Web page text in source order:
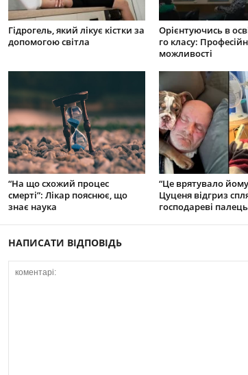
Гідрогель, який лікує кістки за
допомогою світла
Орієнтуючись в
го класу:
можливості
“На що схожий процес
смерті”: Лікар пояснює, що
знає наука
“Це врятувало
Цуценя відгриз
господареві палець
НАПИСАТИ ВІДПОВІДЬ